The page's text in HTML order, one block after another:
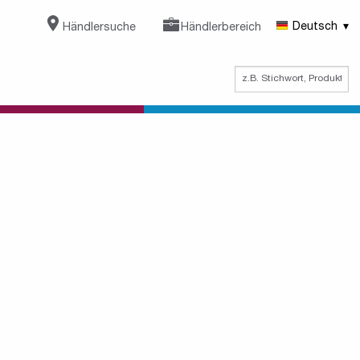
Händlersuche Händlerbereich Deutsch